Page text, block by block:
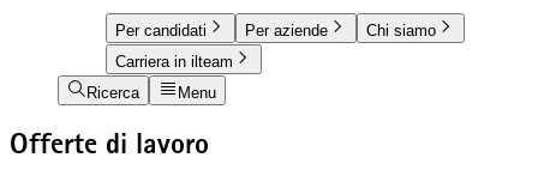
Per candidati Per aziende
Chi siamo
Carriera in ilteam
Ricerca
Menu
Offerte di lavoro